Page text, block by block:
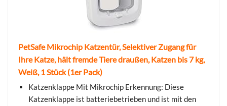
PetSafe Mikrochip Katzentür, Selektiver Zugang für
Ihre Katze, hält fremde Tiere draußen, Katzen bis 7 kg,
Weiß, 1 Stück (1er Pack)
Katzenklappe Mit Mikrochip Erkennung: Diese
Katzenklappe ist batteriebetrieben und ist mit den